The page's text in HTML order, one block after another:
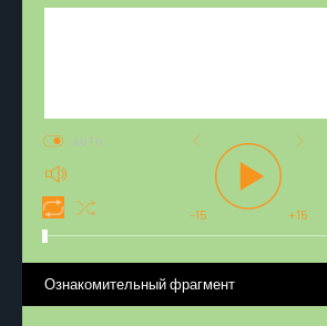
-15 +15
AUTO
Ознакомительный фрагмент